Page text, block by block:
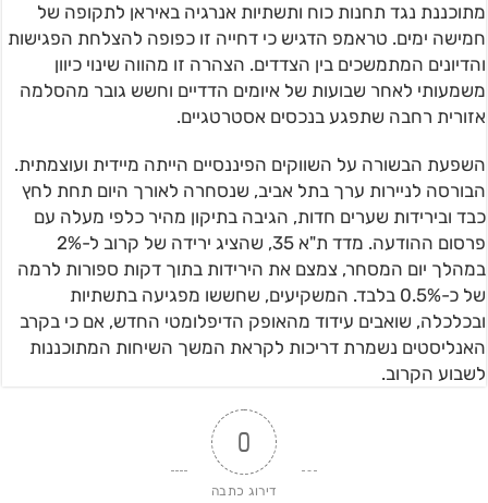
מתוכננת נגד תחנות כוח ותשתיות אנרגיה באיראן לתקופה של
חמישה ימים. טראמפ הדגיש כי דחייה זו כפופה להצלחת הפגישות
והדיונים המתמשכים בין הצדדים. הצהרה זו מהווה שינוי כיוון
משמעותי לאחר שבועות של איומים הדדיים וחשש גובר מהסלמה
אזורית רחבה שתפגע בנכסים אסטרטגיים.
השפעת הבשורה על השווקים הפיננסיים הייתה מיידית ועוצמתית.
הבורסה לניירות ערך בתל אביב, שנסחרה לאורך היום תחת לחץ
כבד ובירידות שערים חדות, הגיבה בתיקון מהיר כלפי מעלה עם
פרסום ההודעה. מדד ת"א 35, שהציג ירידה של קרוב ל-2%
במהלך יום המסחר, צמצם את הירידות בתוך דקות ספורות לרמה
של כ-0.5% בלבד. המשקיעים, שחששו מפגיעה בתשתיות
ובכלכלה, שואבים עידוד מהאופק הדיפלומטי החדש, אם כי בקרב
האנליסטים נשמרת דריכות לקראת המשך השיחות המתוכננות
לשבוע הקרוב.
0
דירוג כתבה